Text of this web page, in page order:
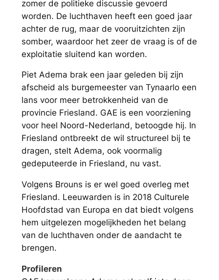
zomer de politieke discussie gevoerd
worden. De luchthaven heeft een goed jaar
achter de rug, maar de vooruitzichten zijn
somber, waardoor het zeer de vraag is of de
exploitatie sluitend kan worden.
Piet Adema brak een jaar geleden bij zijn
afscheid als burgemeester van Tynaarlo een
lans voor meer betrokkenheid van de
provincie Friesland. GAE is een voorziening
voor heel Noord-Nederland, betoogde hij. In
Friesland ontbreekt de wil structureel bij te
dragen, stelt Adema, ook voormalig
gedeputeerde in Friesland, nu vast.
Volgens Brouns is er wel goed overleg met
Friesland. Leeuwarden is in 2018 Culturele
Hoofdstad van Europa en dat biedt volgens
hem uitgelezen mogelijkheden het belang
van de luchthaven onder de aandacht te
brengen.
Profileren